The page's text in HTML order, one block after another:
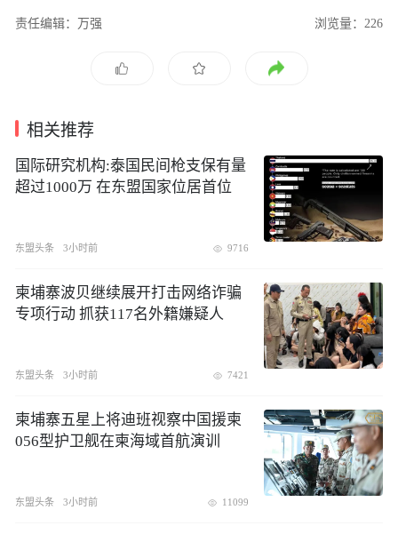
责任编辑：万强 浏览量：226
相关推荐
国际研究机构:泰国民间枪支保有量
超过1000万 在东盟国家位居首位
东盟头条 3小时前 9716
​柬埔寨波贝继续展开打击网络诈骗
专项行动 抓获117名外籍嫌疑人
东盟头条 3小时前 7421
柬埔寨五星上将迪班视察中国援柬
056型护卫舰在柬海域首航演训
东盟头条 3小时前 11099